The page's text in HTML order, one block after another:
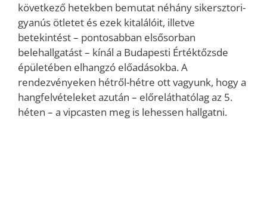
következő hetekben bemutat néhány sikersztori-
gyanús ötletet és ezek kitalálóit, illetve
betekintést – pontosabban elsősorban
belehallgatást – kínál a Budapesti Értéktőzsde
épületében elhangzó előadásokba. A
rendezvényeken hétről-hétre ott vagyunk, hogy a
hangfelvételeket azután – előreláthatólag az 5.
héten – a vipcasten meg is lehessen hallgatni.